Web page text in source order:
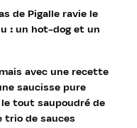
de Pigalle ravie le
: un hot-dog et un
avec une recette
saucisse pure
tout saupoudré de
trio de sauces